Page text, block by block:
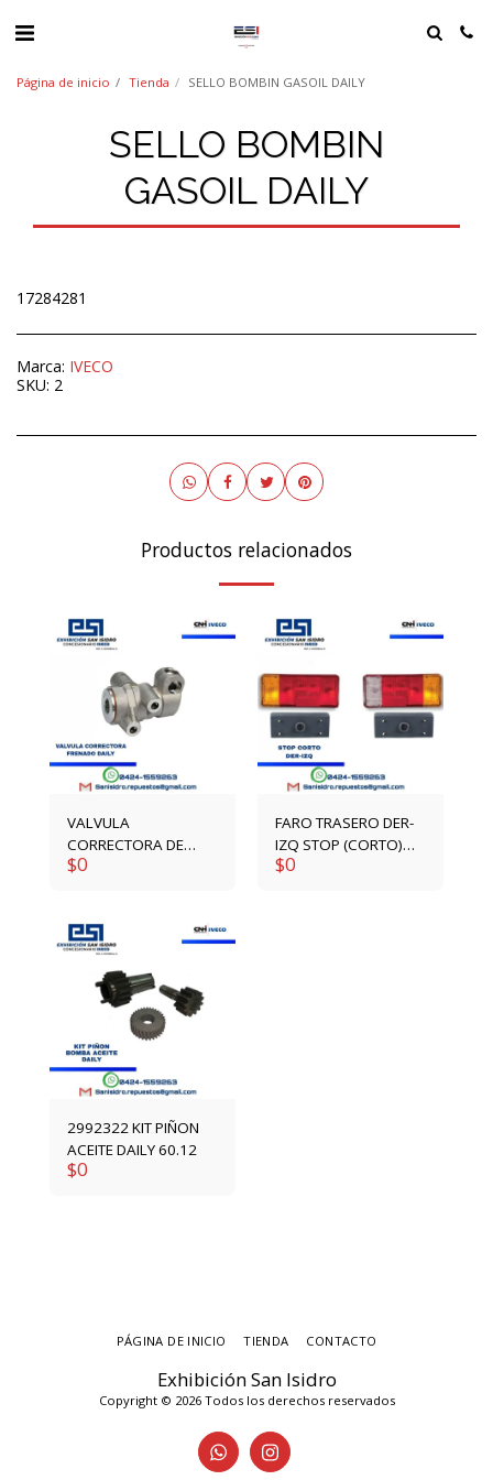
Página de inicio Tienda SELLO BOMBIN GASOIL DAILY
SELLO BOMBIN
GASOIL DAILY
17284281
Marca: IVECO
SKU: 2
Productos relacionados
VALVULA
CORRECTORA DE
FRENADO DAILY
$0
FARO TRASERO DER-
IZQ STOP (CORTO)
1904639-1904640
$0
2992322 KIT PIÑON
ACEITE DAILY 60.12
$0
Exhibición San Isidro
Copyright © 2026 Todos los derechos reservados
PÁGINA DE INICIO TIENDA CONTACTO